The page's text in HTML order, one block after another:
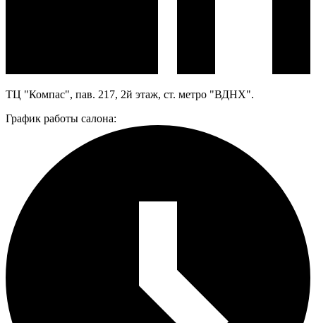
ТЦ "Компас", пав. 217, 2й этаж, ст. метро "ВДНХ".
График работы салона: